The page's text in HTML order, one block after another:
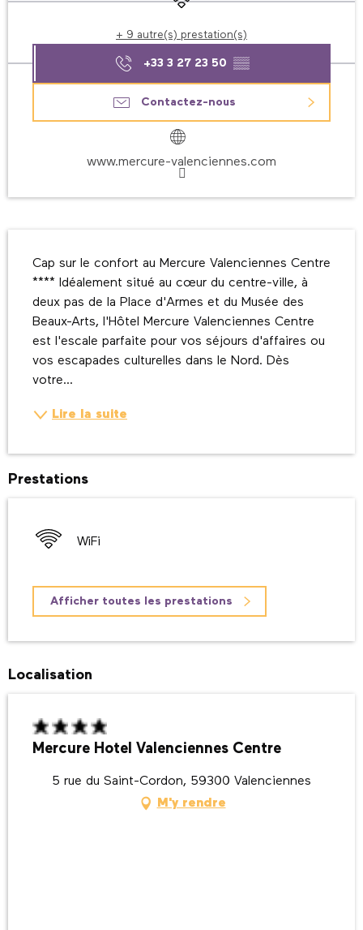
+ 9 autre(s) prestation(s)
+33 3 27 23 50 ▒▒
Contactez-nous
www.mercure-valenciennes.com
Cap sur le confort au Mercure Valenciennes Centre
**** Idéalement situé au cœur du centre-ville, à
deux pas de la Place d'Armes et du Musée des
Beaux-Arts, l'Hôtel Mercure Valenciennes Centre
est l'escale parfaite pour vos séjours d'affaires ou
vos escapades culturelles dans le Nord. Dès
votre...
Lire la suite
Prestations
WiFi
Afficher toutes les prestations
Localisation
Mercure Hotel Valenciennes Centre
5 rue du Saint-Cordon, 59300 Valenciennes
M'y rendre